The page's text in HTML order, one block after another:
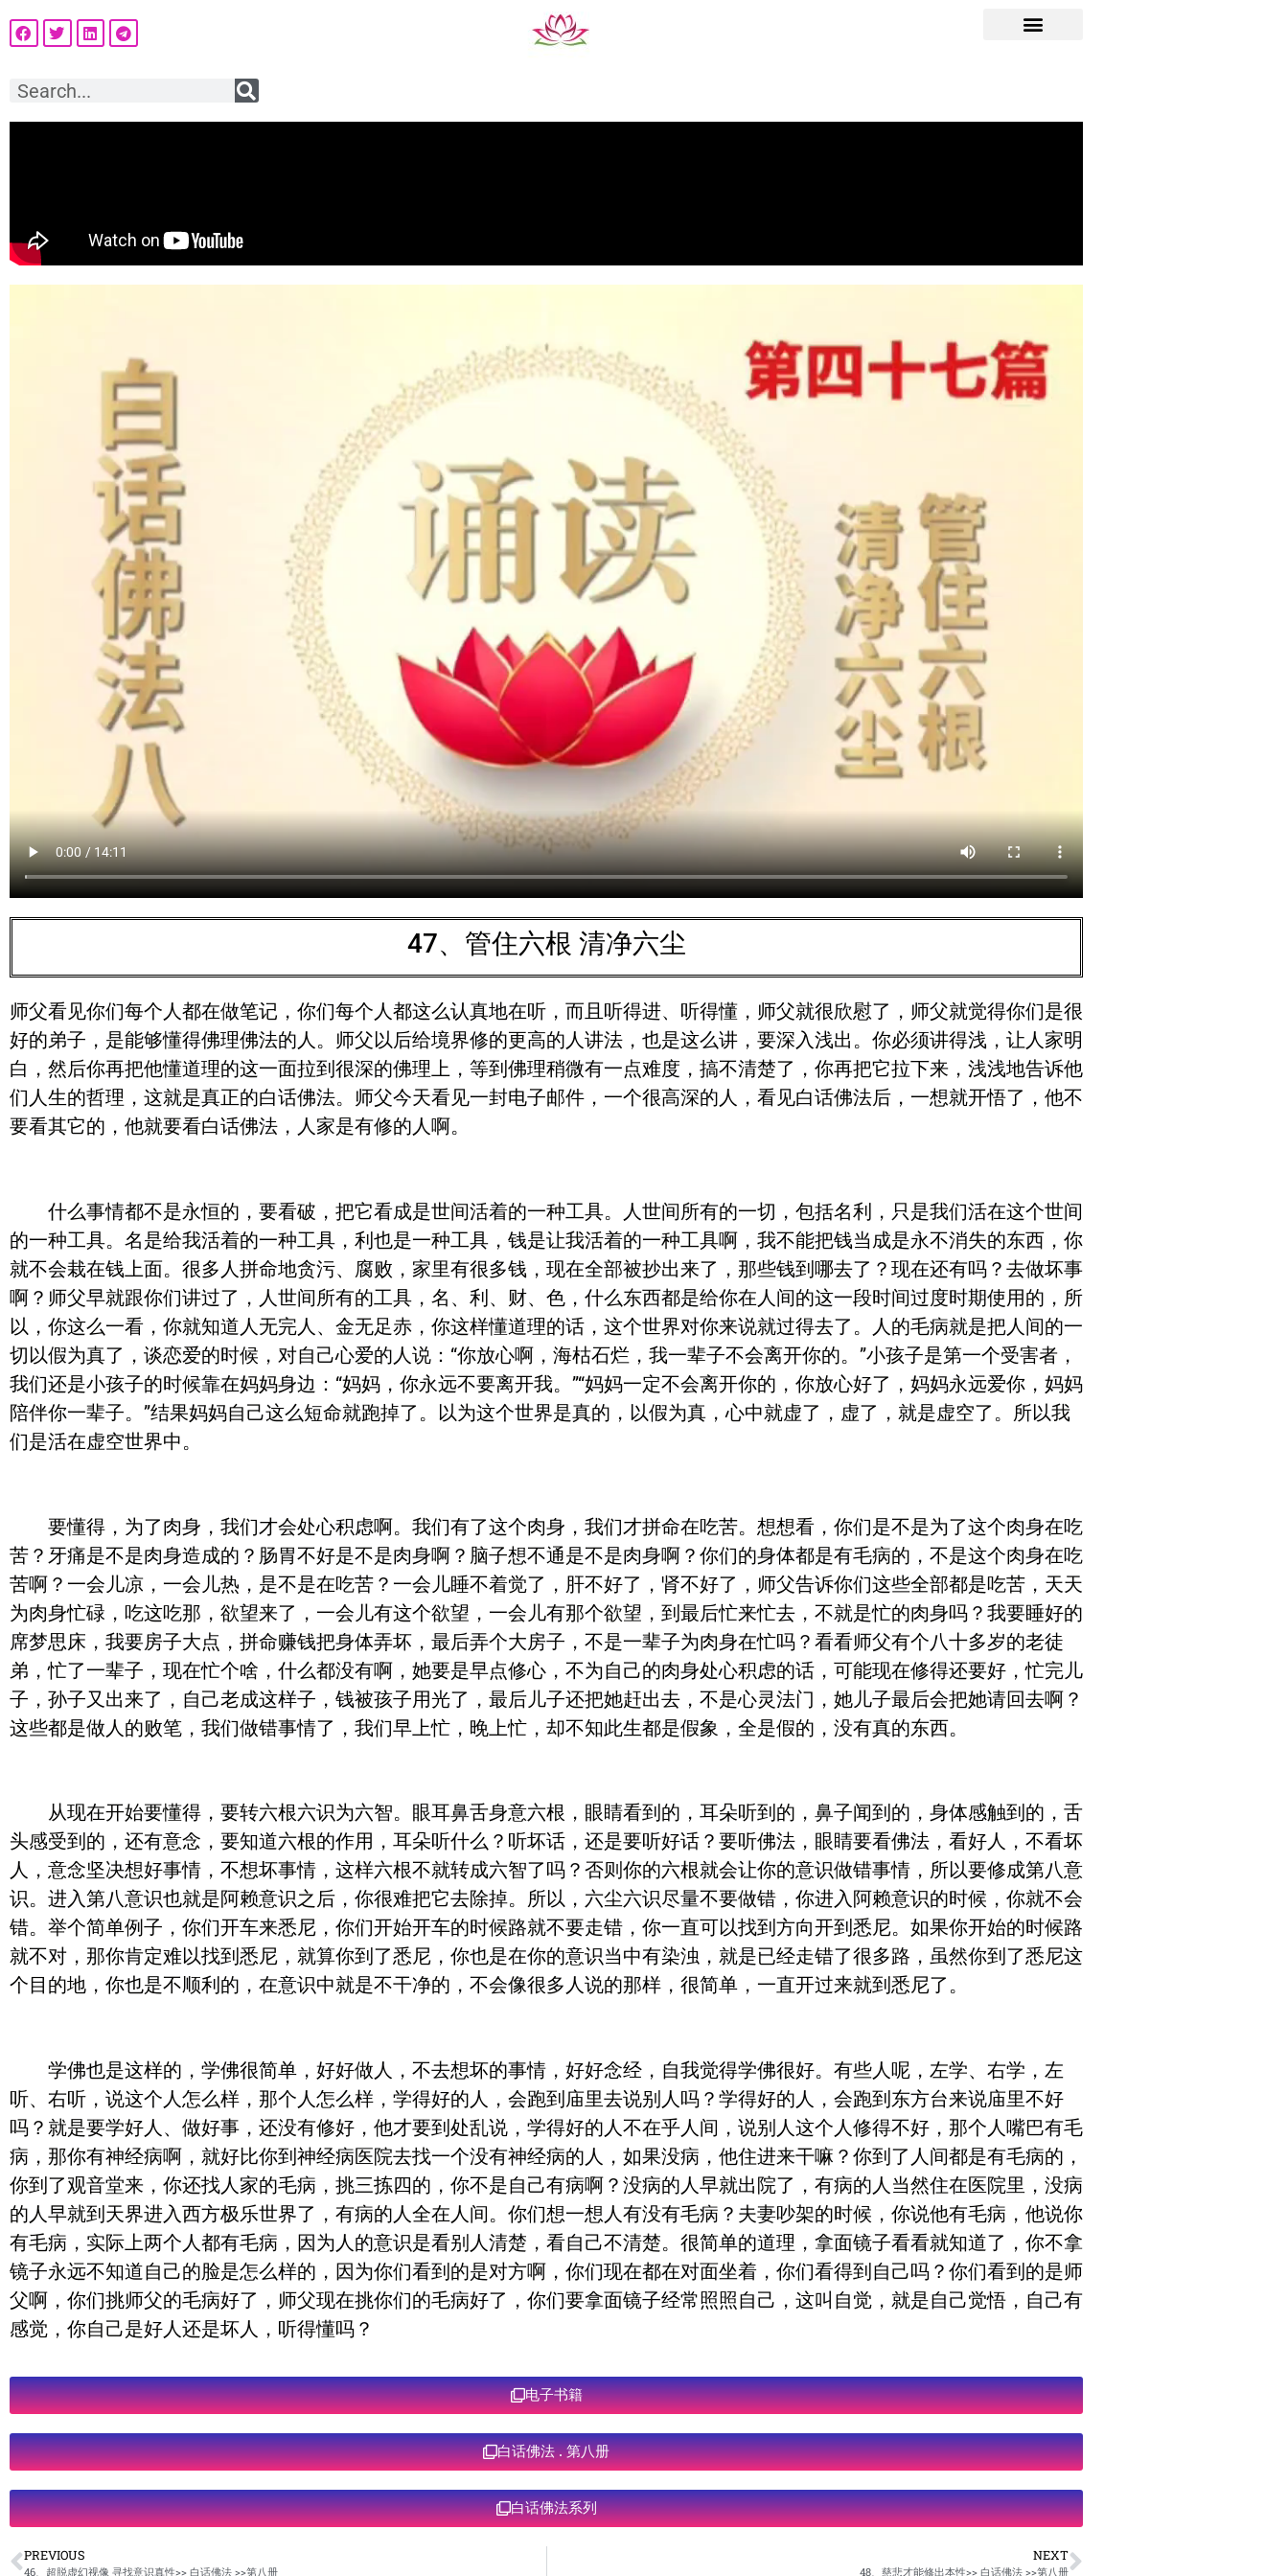
47、管住六根 清净六尘
师父看见你们每个人都在做笔记，你们每个人都这么认真地在听，而且听得进、听得懂，师父就很欣慰了，师父就觉得你们是很
好的弟子，是能够懂得佛理佛法的人。师父以后给境界修的更高的人讲法，也是这么讲，要深入浅出。你必须讲得浅，让人家明
白，然后你再把他懂道理的这一面拉到很深的佛理上，等到佛理稍微有一点难度，搞不清楚了，你再把它拉下来，浅浅地告诉他
们人生的哲理，这就是真正的白话佛法。师父今天看见一封电子邮件，一个很高深的人，看见白话佛法后，一想就开悟了，他不
要看其它的，他就要看白话佛法，人家是有修的人啊。
什么事情都不是永恒的，要看破，把它看成是世间活着的一种工具。人世间所有的一切，包括名利，只是我们活在这个世间
的一种工具。名是给我活着的一种工具，利也是一种工具，钱是让我活着的一种工具啊，我不能把钱当成是永不消失的东西，你
就不会栽在钱上面。很多人拼命地贪污、腐败，家里有很多钱，现在全部被抄出来了，那些钱到哪去了？现在还有吗？去做坏事
啊？师父早就跟你们讲过了，人世间所有的工具，名、利、财、色，什么东西都是给你在人间的这一段时间过度时期使用的，所
以，你这么一看，你就知道人无完人、金无足赤，你这样懂道理的话，这个世界对你来说就过得去了。人的毛病就是把人间的一
切以假为真了，谈恋爱的时候，对自己心爱的人说：“你放心啊，海枯石烂，我一辈子不会离开你的。”小孩子是第一个受害者，
我们还是小孩子的时候靠在妈妈身边：“妈妈，你永远不要离开我。”“妈妈一定不会离开你的，你放心好了，妈妈永远爱你，妈妈
陪伴你一辈子。”结果妈妈自己这么短命就跑掉了。以为这个世界是真的，以假为真，心中就虚了，虚了，就是虚空了。所以我
们是活在虚空世界中。
要懂得，为了肉身，我们才会处心积虑啊。我们有了这个肉身，我们才拼命在吃苦。想想看，你们是不是为了这个肉身在吃
苦？牙痛是不是肉身造成的？肠胃不好是不是肉身啊？脑子想不通是不是肉身啊？你们的身体都是有毛病的，不是这个肉身在吃
苦啊？一会儿凉，一会儿热，是不是在吃苦？一会儿睡不着觉了，肝不好了，肾不好了，师父告诉你们这些全部都是吃苦，天天
为肉身忙碌，吃这吃那，欲望来了，一会儿有这个欲望，一会儿有那个欲望，到最后忙来忙去，不就是忙的肉身吗？我要睡好的
席梦思床，我要房子大点，拼命赚钱把身体弄坏，最后弄个大房子，不是一辈子为肉身在忙吗？看看师父有个八十多岁的老徒
弟，忙了一辈子，现在忙个啥，什么都没有啊，她要是早点修心，不为自己的肉身处心积虑的话，可能现在修得还要好，忙完儿
子，孙子又出来了，自己老成这样子，钱被孩子用光了，最后儿子还把她赶出去，不是心灵法门，她儿子最后会把她请回去啊？
这些都是做人的败笔，我们做错事情了，我们早上忙，晚上忙，却不知此生都是假象，全是假的，没有真的东西。
从现在开始要懂得，要转六根六识为六智。眼耳鼻舌身意六根，眼睛看到的，耳朵听到的，鼻子闻到的，身体感触到的，舌
头感受到的，还有意念，要知道六根的作用，耳朵听什么？听坏话，还是要听好话？要听佛法，眼睛要看佛法，看好人，不看坏
人，意念坚决想好事情，不想坏事情，这样六根不就转成六智了吗？否则你的六根就会让你的意识做错事情，所以要修成第八意
识。进入第八意识也就是阿赖意识之后，你很难把它去除掉。所以，六尘六识尽量不要做错，你进入阿赖意识的时候，你就不会
错。举个简单例子，你们开车来悉尼，你们开始开车的时候路就不要走错，你一直可以找到方向开到悉尼。如果你开始的时候路
就不对，那你肯定难以找到悉尼，就算你到了悉尼，你也是在你的意识当中有染浊，就是已经走错了很多路，虽然你到了悉尼这
个目的地，你也是不顺利的，在意识中就是不干净的，不会像很多人说的那样，很简单，一直开过来就到悉尼了。
学佛也是这样的，学佛很简单，好好做人，不去想坏的事情，好好念经，自我觉得学佛很好。有些人呢，左学、右学，左
听、右听，说这个人怎么样，那个人怎么样，学得好的人，会跑到庙里去说别人吗？学得好的人，会跑到东方台来说庙里不好
吗？就是要学好人、做好事，还没有修好，他才要到处乱说，学得好的人不在乎人间，说别人这个人修得不好，那个人嘴巴有毛
病，那你有神经病啊，就好比你到神经病医院去找一个没有神经病的人，如果没病，他住进来干嘛？你到了人间都是有毛病的，
你到了观音堂来，你还找人家的毛病，挑三拣四的，你不是自己有病啊？没病的人早就出院了，有病的人当然住在医院里，没病
的人早就到天界进入西方极乐世界了，有病的人全在人间。你们想一想人有没有毛病？夫妻吵架的时候，你说他有毛病，他说你
有毛病，实际上两个人都有毛病，因为人的意识是看别人清楚，看自己不清楚。很简单的道理，拿面镜子看看就知道了，你不拿
镜子永远不知道自己的脸是怎么样的，因为你们看到的是对方啊，你们现在都在对面坐着，你们看得到自己吗？你们看到的是师
父啊，你们挑师父的毛病好了，师父现在挑你们的毛病好了，你们要拿面镜子经常照照自己，这叫自觉，就是自己觉悟，自己有
感觉，你自己是好人还是坏人，听得懂吗？
电子书籍
白话佛法 . 第八册
白话佛法系列
PREVIOUS
46、超脱虚幻视像 寻找意识真性>> 白话佛法 >>第八册
NEXT
48、慈悲才能修出本性>> 白话佛法 >>第八册